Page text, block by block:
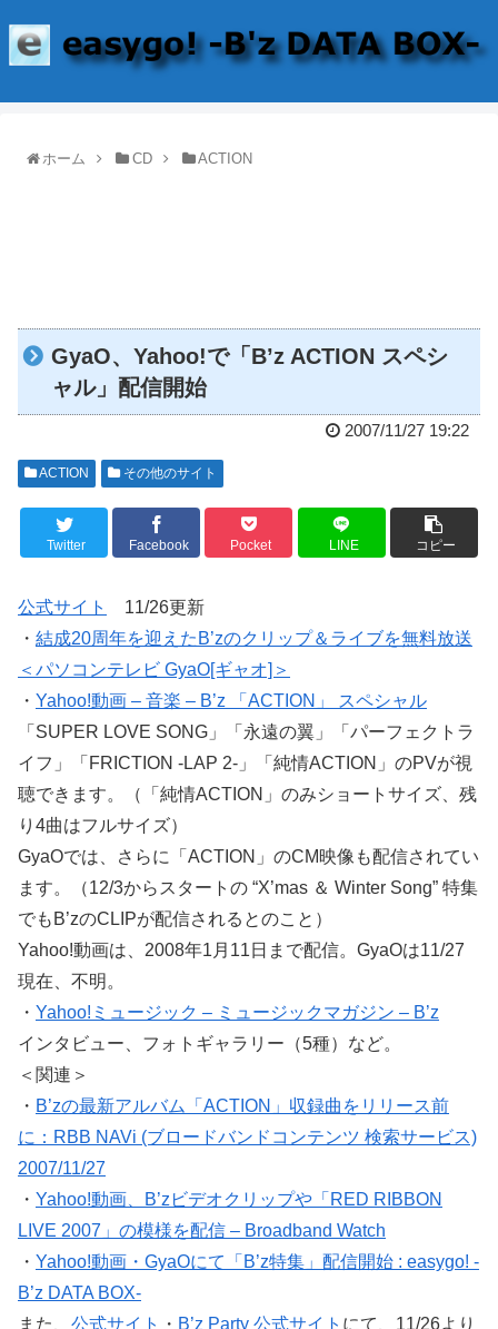
ホーム CD ACTION
GyaO、Yahoo!で「B’z ACTION スペシ
ャル」配信開始
2007/11/27 19:22
ACTION その他のサイト
Twitter Facebook Pocket LINE コピー
公式サイト
11/26更新
・ 結成20周年を迎えたB’zのクリップ＆ライブを無料放送
＜パソコンテレビ GyaO[ギャオ]＞
・ Yahoo!動画 – 音楽 – B’z 「ACTION」 スペシャル
「SUPER LOVE SONG」「永遠の翼」「パーフェクトラ
イフ」「FRICTION -LAP 2-」「純情ACTION」のPVが視
聴できます。（「純情ACTION」のみショートサイズ、残
り4曲はフルサイズ）
GyaOでは、さらに「ACTION」のCM映像も配信されてい
ます。（12/3からスタートの “X’mas ＆ Winter Song” 特集
でもB’zのCLIPが配信されるとのこと）
Yahoo!動画は、2008年1月11日まで配信。GyaOは11/27
現在、不明。
・ Yahoo!ミュージック – ミュージックマガジン – B’z
インタビュー、フォトギャラリー（5種）など。
＜関連＞
・ B’zの最新アルバム「ACTION」収録曲をリリース前
に：RBB NAVi (ブロードバンドコンテンツ 検索サービス)
2007/11/27
・ Yahoo!動画、B’zビデオクリップや「RED RIBBON
LIVE 2007」の模様を配信 – Broadband Watch
・ Yahoo!動画・GyaOにて「B’z特集」配信開始 : easygo! -
B’z DATA BOX-
また、 公式サイト ・ B’z Party 公式サイト にて、11/26より